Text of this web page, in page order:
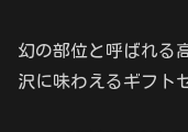
幻の部位と呼ばれ
沢に味わえるギフト